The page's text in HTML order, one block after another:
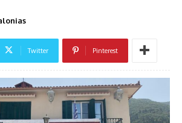
Twitter Pinterest